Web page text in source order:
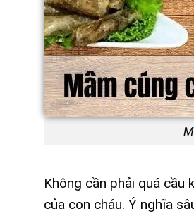
Không cần phải quá
của con cháu. Ý nghĩa